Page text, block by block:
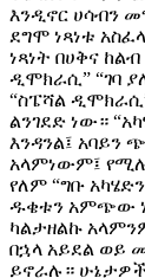
እንዲኖር ሀሳብን
ደግሞ ነጻነቱ
ነጻነት በሀቅና
ዲሞክራሲ” “ገባ
“ስፔሻል
ልንገደድ ነው።
እንዳንል፤ አባይን
አላምነውም፤
የለም “ግቡ
ዱቄቱን አምጭው
ካልታዘልኩ
በኋላ አይደል ወይ
ይኖራሉ።